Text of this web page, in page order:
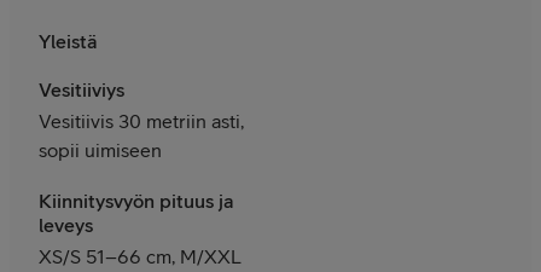
Yleistä
Vesitiiviys
Vesitiivis 30 metriin asti,
sopii uimiseen
Kiinnitysvyön pituus ja
leveys
XS/S 51–66 cm, M/XXL